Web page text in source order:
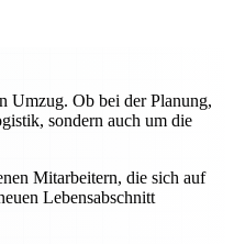
Umzug. Ob bei der Planung,
sondern auch um die
Mitarbeitern, die sich auf
Lebensabschnitt